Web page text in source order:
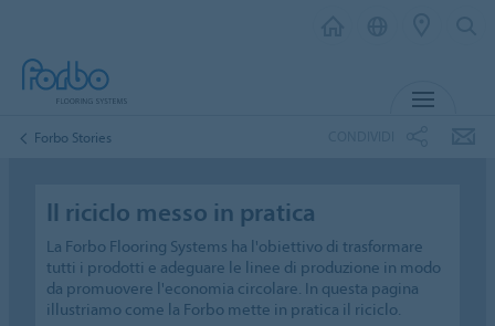
Forbo Stories
Il riciclo messo in pratica
La Forbo Flooring Systems ha l'obiettivo di trasformare
tutti i prodotti e adeguare le linee di produzione in modo
da promuovere l'economia circolare. In questa pagina
illustriamo come la Forbo mette in pratica il riciclo.